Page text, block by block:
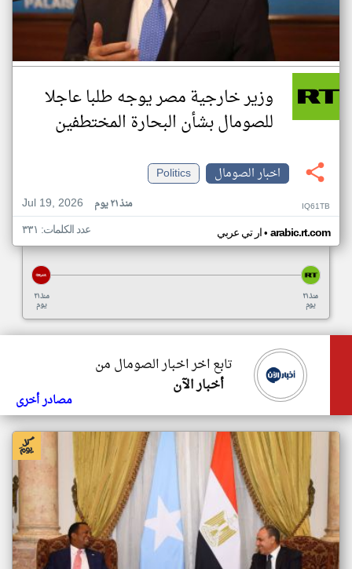
وزير خارجية مصر يوجه طلبا عاجلا
للصومال بشأن البحارة المختطفين
اخبار الصومال
Politics
Jul 19, 2026
منذ ٢١ يوم IQ61TB
ار تي عربي• arabic.rt.com عدد الكلمات: ٣٣١
منذ ٢١
يوم
منذ ٢١
يوم
تابع اخر اخبار الصومال من
أخبار الآن
مصادر أخرى